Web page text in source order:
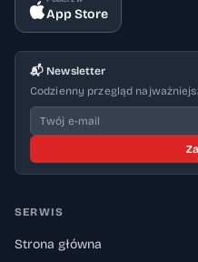
App Store
📬 Newsletter
Codzienny przegląd
SERWIS
Strona główna